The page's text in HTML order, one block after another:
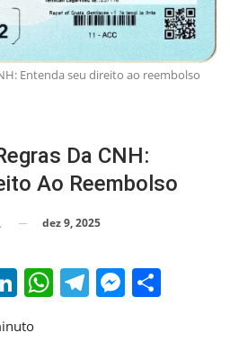
Entenda seu direito ao reembolso
Da CNH:
Ao Reembolso
dez 9, 2025
LinkedIn
WhatsApp
Telegram